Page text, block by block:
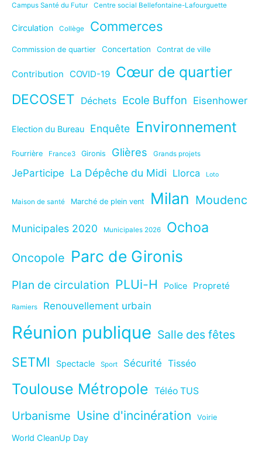
Campus Santé du Futur Centre social Bellefontaine-Lafourguette
Circulation Collège Commerces
Commission de quartier Concertation Contrat de ville
Contribution COVID-19 Cœur de quartier
DECOSET Déchets Ecole Buffon Eisenhower
Election du Bureau Enquête Environnement
Fourrière France3 Gironis Glières Grands projets
JeParticipe La Dépêche du Midi Llorca Loto
Maison de santé Marché de plein vent Milan Moudenc
Municipales 2020 Municipales 2026 Ochoa
Oncopole Parc de Gironis
Plan de circulation PLUi-H Police Propreté
Ramiers Renouvellement urbain
Réunion publique Salle des fêtes
SETMI Spectacle Sport Sécurité Tisséo
Toulouse Métropole Téléo TUS
Urbanisme Usine d'incinération Voirie
World CleanUp Day